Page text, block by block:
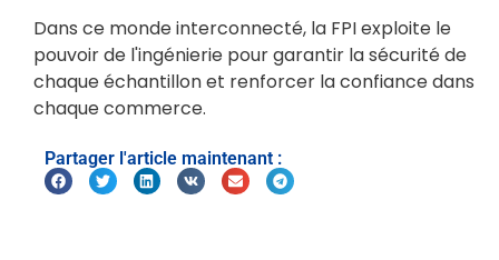
Dans ce monde interconnecté, la FPI exploite le
pouvoir de l'ingénierie pour garantir la sécurité de
chaque échantillon et renforcer la confiance dans
chaque commerce.
Partager l'article maintenant :